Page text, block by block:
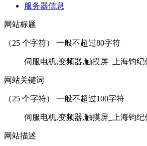
服务器信息
网站标题
（25 个字符） 一般不超过80字符
伺服电机,变频器,触摸屏_上海钧纪
网站关键词
（25 个字符） 一般不超过100字符
伺服电机,变频器,触摸屏_上海钧纪
网站描述